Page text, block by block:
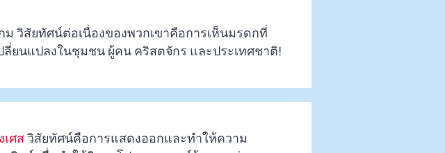
ม วิสัยทัศน์ต่อเนื่องของพวกเขาคือการเห็นมรดกที่
ลี่ยนแปลงในชุมชน ผู้คน คริสตจักร และประเทศชาติ!
ศสวิสัยทัศน์คือการแสดงออกและทำให้ความ
Tamil
Urdu